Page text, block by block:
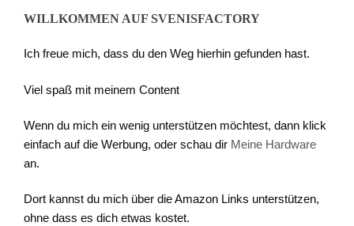
WILLKOMMEN AUF SVENISFACTORY
Ich freue mich, dass du den Weg hierhin gefunden hast.
Viel spaß mit meinem Content
Wenn du mich ein wenig unterstützen möchtest, dann klick
einfach auf die Werbung, oder schau dir Meine Hardware
an.
Dort kannst du mich über die Amazon Links unterstützen,
ohne dass es dich etwas kostet.